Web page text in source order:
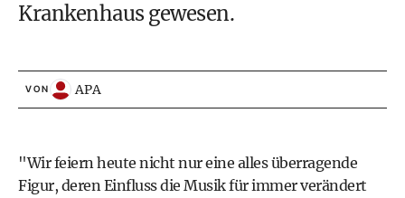
Krankenhaus gewesen.
VON APA
"Wir feiern heute nicht nur eine alles überragende
Figur, deren Einfluss die Musik für immer verändert